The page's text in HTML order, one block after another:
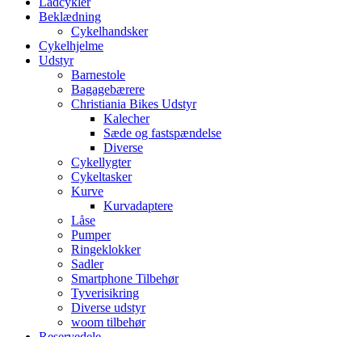
Beklædning
Cykelhandsker
Cykelhjelme
Udstyr
Barnestole
Bagagebærere
Christiania Bikes Udstyr
Kalecher
Sæde og fastspændelse
Diverse
Cykellygter
Cykeltasker
Kurve
Kurvadaptere
Låse
Pumper
Ringeklokker
Sadler
Smartphone Tilbehør
Tyverisikring
Diverse udstyr
woom tilbehør